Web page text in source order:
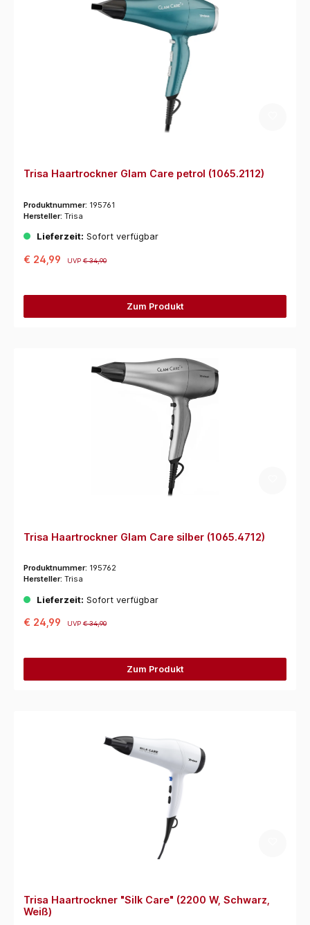
Trisa Haartrockner Glam Care petrol (1065.2112)
Produktnummer: 195761
Hersteller: Trisa
Lieferzeit: Sofort verfügbar
€ 24,99 UVP€ 34,90
Zum Produkt
Trisa Haartrockner Glam Care silber (1065.4712)
Produktnummer: 195762
Hersteller: Trisa
Lieferzeit: Sofort verfügbar
€ 24,99 UVP€ 34,90
Zum Produkt
Trisa Haartrockner "Silk Care" (2200 W, Schwarz,
Weiß)